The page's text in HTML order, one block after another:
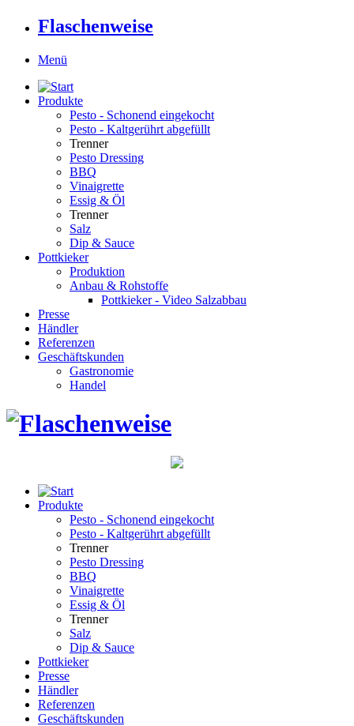
Flaschenweise
Menü
Produkte
Pesto - Schonend eingekocht
Pesto - Kaltgerührt abgefüllt
Trenner
Pesto Dressing
BBQ
Vinaigrette
Essig & Öl
Trenner
Salz
Dip & Sauce
Pottkieker
Produktion
Anbau & Rohstoffe
Pottkieker - Video Salzabbau
Presse
Händler
Referenzen
Geschäftskunden
Gastronomie
Handel
Produkte
Pesto - Schonend eingekocht
Pesto - Kaltgerührt abgefüllt
Trenner
Pesto Dressing
BBQ
Vinaigrette
Essig & Öl
Trenner
Salz
Dip & Sauce
Pottkieker
Presse
Händler
Referenzen
Geschäftskunden